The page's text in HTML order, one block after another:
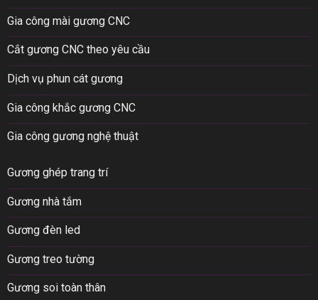
Gia công mài gương CNC
Cắt gương CNC theo yêu cầu
Dịch vụ phun cát gương
Gia công khắc gương CNC
Gia công gương nghệ thuật
Gương ghép trang trí
Gương nhà tắm
Gương đèn led
Gương treo tường
Gương soi toàn thân